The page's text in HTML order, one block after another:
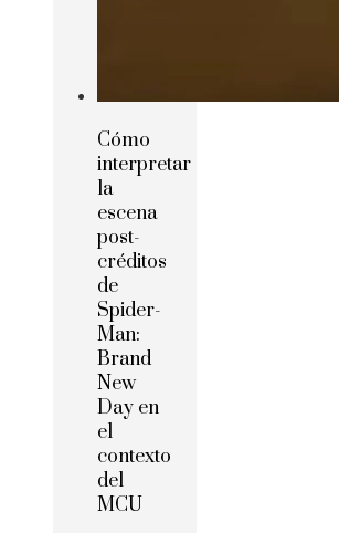
Cómo
interpretar
la
escena
post-
créditos
de
Spider-
Man:
Brand
New
Day en
el
contexto
del
MCU